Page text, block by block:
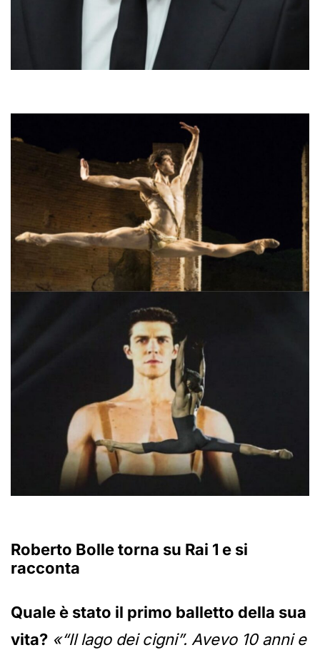
Roberto Bolle torna su Rai 1 e si
racconta
Quale è stato il primo balletto della sua
vita? «“Il lago dei cigni”. Avevo 10 anni e